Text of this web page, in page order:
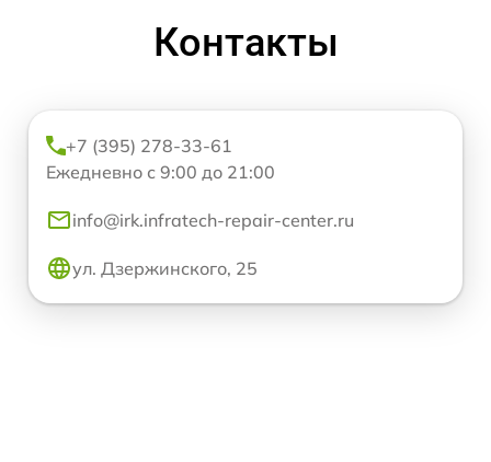
Контакты
+7 (395) 278-33-61
Ежедневно с 9:00 до 21:00
info@irk.infratech-repair-center.ru
ул. Дзержинского, 25